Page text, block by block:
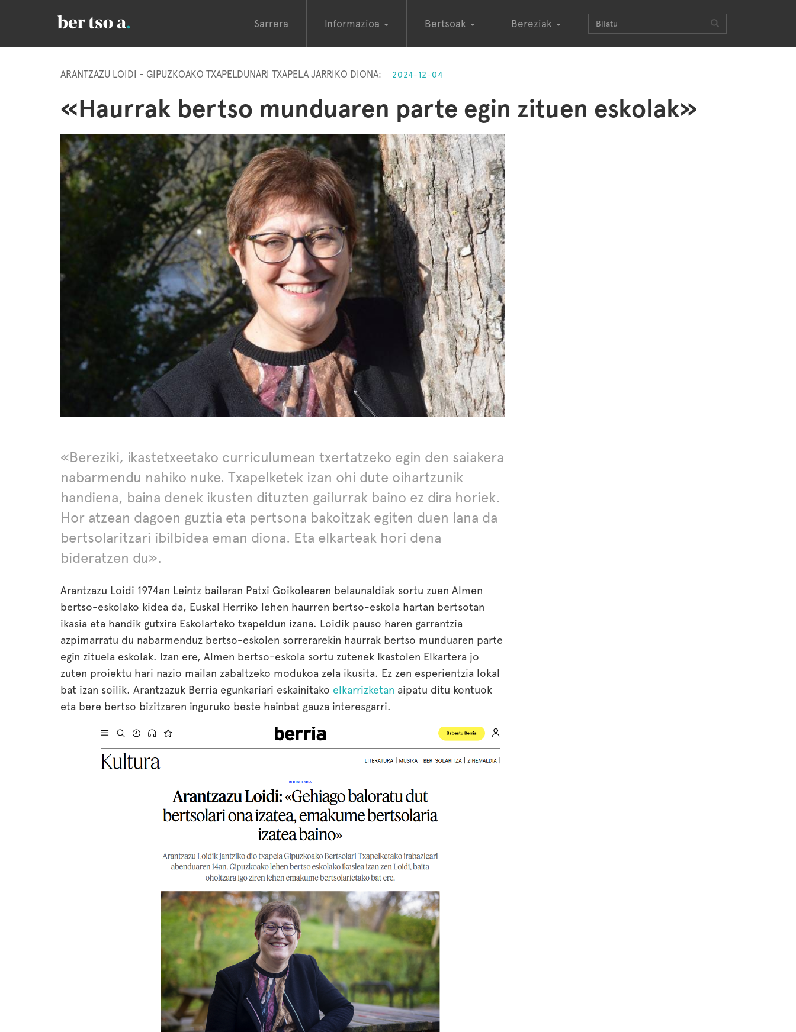
Sarrera Informazioa Bertsoak Bereziak
ARANTZAZU LOIDI - GIPUZKOAKO TXAPELDUNARI TXAPELA JARRIKO DIONA: 2024-12-04
«Haurrak bertso munduaren parte egin zituen eskolak»
«Bereziki, ikastetxeetako curriculumean txertatzeko egin den saiakera
nabarmendu nahiko nuke. Txapelketek izan ohi dute oihartzunik
handiena, baina denek ikusten dituzten gailurrak baino ez dira horiek.
Hor atzean dagoen guztia eta pertsona bakoitzak egiten duen lana da
bertsolaritzari ibilbidea eman diona. Eta elkarteak hori dena
bideratzen du».
Arantzazu Loidi 1974an Leintz bailaran Patxi Goikolearen belaunaldiak sortu zuen Almen
bertso-eskolako kidea da, Euskal Herriko lehen haurren bertso-eskola hartan bertsotan
ikasia eta handik gutxira Eskolarteko txapeldun izana. Loidik pauso haren garrantzia
azpimarratu du nabarmenduz bertso-eskolen sorrerarekin haurrak bertso munduaren parte
egin zituela eskolak. Izan ere, Almen bertso-eskola sortu zutenek Ikastolen Elkartera jo
zuten proiektu hari nazio mailan zabaltzeko modukoa zela ikusita. Ez zen esperientzia lokal
bat izan soilik. Arantzazuk Berria egunkariari eskainitako elkarrizketan aipatu ditu kontuok
eta bere bertso bizitzaren inguruko beste hainbat gauza interesgarri.